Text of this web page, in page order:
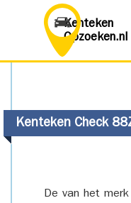
Kenteken
Opzoeken.nl
Kenteken Check
De van het